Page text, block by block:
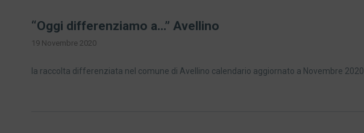
“Oggi differenziamo a…” Avellino
19 Novembre 2020
la raccolta differenziata nel comune di Avellino calendario aggiornato a Novembre 2020